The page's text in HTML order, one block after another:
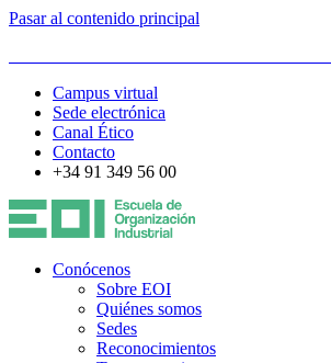
Pasar al contenido principal
Campus virtual
Sede electrónica
Canal Ético
Contacto
+34 91 349 56 00
Conócenos
Sobre EOI
Quiénes somos
Sedes
Reconocimientos